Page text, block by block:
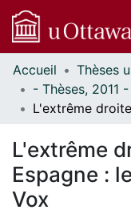
Communautés
et collections
Parcourir
À propos
Accueil
L'extrême
Espagne :
Vox